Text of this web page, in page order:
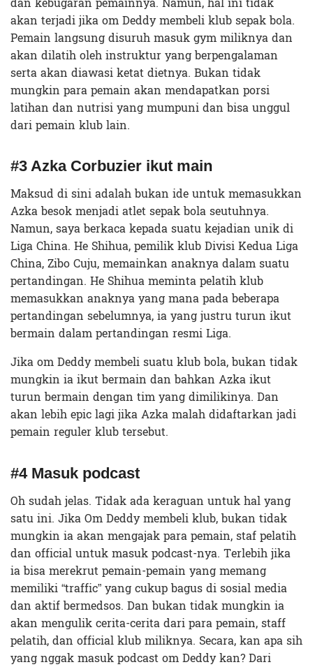
akan terjadi jika om Deddy membeli klub sepak bola.
Pemain langsung disuruh masuk gym miliknya dan
akan dilatih oleh instruktur yang berpengalaman
serta akan diawasi ketat dietnya. Bukan tidak
mungkin para pemain akan mendapatkan porsi
latihan dan nutrisi yang mumpuni dan bisa unggul
dari pemain klub lain.
#3 Azka Corbuzier ikut main
Maksud di sini adalah bukan ide untuk memasukkan
Azka besok menjadi atlet sepak bola seutuhnya.
Namun, saya berkaca kepada suatu kejadian unik di
Liga China. He Shihua, pemilik klub Divisi Kedua Liga
China, Zibo Cuju, memainkan anaknya dalam suatu
pertandingan. He Shihua meminta pelatih klub
memasukkan anaknya yang mana pada beberapa
pertandingan sebelumnya, ia yang justru turun ikut
bermain dalam pertandingan resmi Liga.
Jika om Deddy membeli suatu klub bola, bukan tidak
mungkin ia ikut bermain dan bahkan Azka ikut
turun bermain dengan tim yang dimilikinya. Dan
akan lebih epiclagi jika Azka malah didaftarkan jadi
pemain reguler klub tersebut.
#4 Masuk podcast
Oh sudah jelas. Tidak ada keraguan untuk hal yang
satu ini. Jika Om Deddy membeli klub, bukan tidak
mungkin ia akan mengajak para pemain, staf pelatih
dan official untuk masuk podcast-nya. Terlebih jika
ia bisa merekrut pemain-pemain yang memang
memiliki “traffic” yang cukup bagus di sosial media
dan aktif bermedsos. Dan bukan tidak mungkin ia
akan mengulik cerita-cerita dari para pemain, staff
pelatih, dan official klub miliknya. Secara, kan apa sih
yang nggak masuk podcast om Deddy kan? Dari